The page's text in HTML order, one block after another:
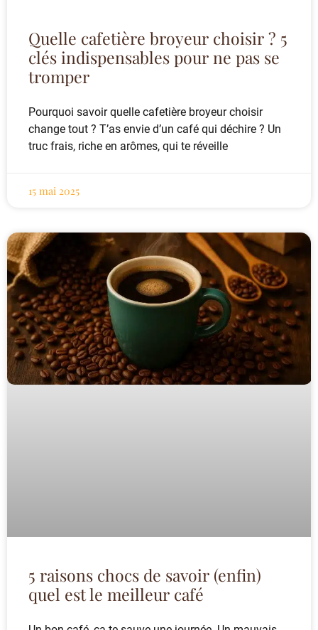
Quelle cafetière broyeur choisir ? 5
clés indispensables pour ne pas se
tromper
Pourquoi savoir quelle cafetière broyeur choisir
change tout ? T’as envie d’un café qui déchire ? Un
truc frais, riche en arômes, qui te réveille
15 mai 2025
5 raisons chocs de savoir (enfin)
quel est le meilleur café